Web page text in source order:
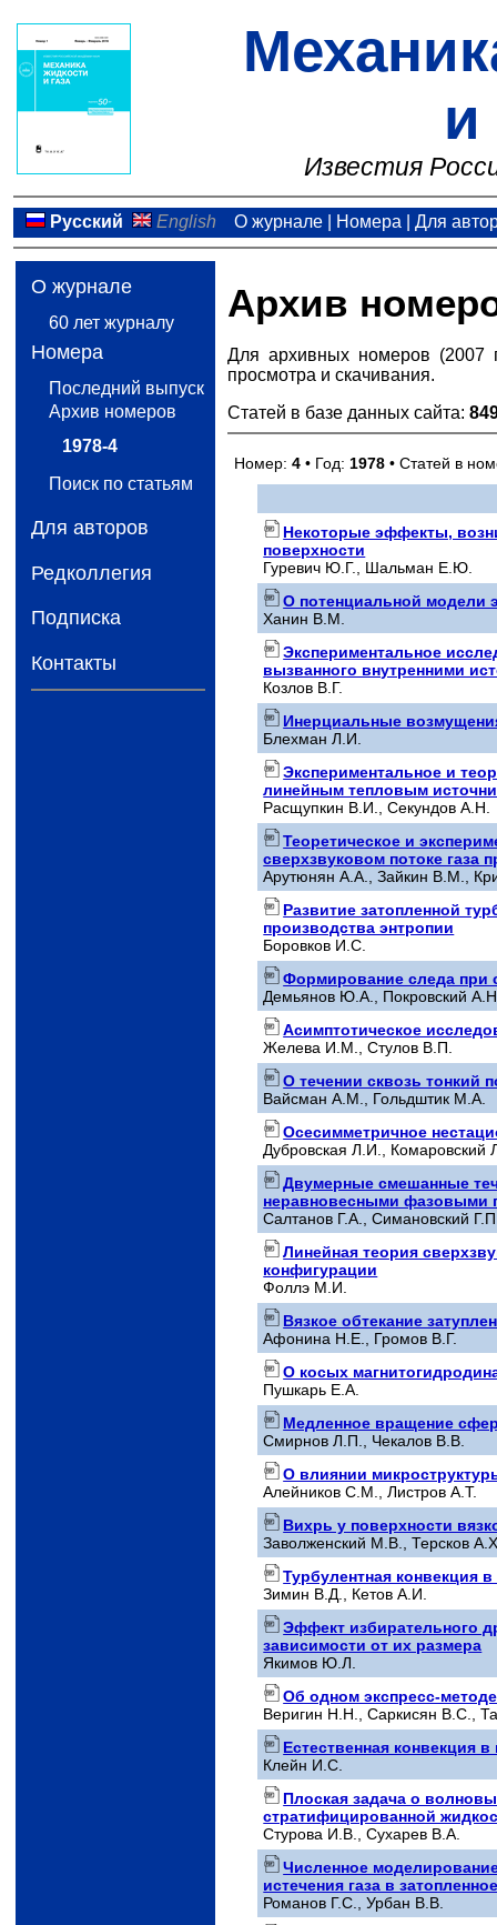
и
Известия
Русский English О журнале| Номера Для
О журнале
60 лет журналу
Номера
Последний выпуск
Архив номеров
1978-4
Поиск по статьям
Для авторов
Редколлегия
Подписка
Контакты
Архив
Для архивных номеров (2007
просмотра и скачивания.
Статей в базе данных сайта:
Номер:4 • Год: 1978 • Статей в
Некоторые эффекты,
поверхности
Гуревич Ю.Г., Шальман Е.Ю.
О потенциальной модели
Ханин В.М.
Экспериментальное
вызванного внутренними
Козлов В.Г.
Инерциальные
Блехман Л.И.
Экспериментальное и
линейным тепловым
Расщупкин В.И., Секундов А.Н.
Теоретическое и
сверхзвуковом потоке газа
Арутюнян А.А., Зайкин В.М.,
Развитие затопленной
производства энтропии
Боровков И.С.
Формирование следа при
Демьянов Ю.А., Покровский
Асимптотическое
Желева И.М., Стулов В.П.
О течении сквозь тонкий
Вайсман А.М., Гольдштик М.А.
Осесимметричное
Дубровская Л.И., Комаровский
Двумерные смешанные
неравновесными фазовыми
Салтанов Г.А., Симановский
Линейная теория
конфигурации
Фоллэ М.И.
Вязкое обтекание
Афонина Н.Е., Громов В.Г.
О косых
Пушкарь Е.А.
Медленное вращение
Смирнов Л.П., Чекалов В.В.
О влиянии
Алейников С.М., Листров А.Т.
Вихрь у поверхности
Заволженский М.В., Терсков
Турбулентная конвекция
Зимин В.Д., Кетов А.И.
Эффект избирательного
зависимости от их размера
Якимов Ю.Л.
Об одном экспресс-
Веригин Н.Н., Саркисян В.С.,
Естественная конвекция
Клейн И.С.
Плоская задача о
стратифицированной
Стурова И.В., Сухарев В.А.
Численное
истечения газа в
Романов Г.С., Урбан В.В.